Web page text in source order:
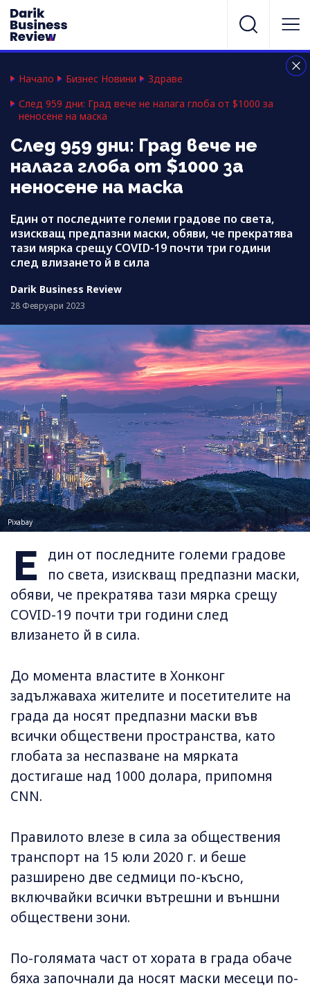
Начало Бизнес Новини
Здраве
След 959 дни: Град вече не налага глоба от $1000 за
неносене на маска
След 959 дни: Град вече не
налага глоба от $1000 за
неносене на маска
Един от последните големи градове по света,
изискващ предпазни маски, обяви, че прекратява
тази мярка срещу COVID-19 почти три години
след влизането й в сила
Darik Business Review
28 Февруари 2023
Pixabay
Е
дин от последните големи градове
по света, изискващ предпазни маски,
обяви, че прекратява тази мярка срещу
COVID-19 почти три години след
влизането й в сила.
До момента властите в Хонконг
задължаваха жителите и посетителите на
града да носят предпазни маски във
всички обществени пространства, като
глобата за неспазване на мярката
достигаше над 1000 долара, припомня
CNN.
Правилото влезе в сила за обществения
транспорт на 15 юли 2020 г. и беше
разширено две седмици по-късно,
включвайки всички вътрешни и външни
обществени зони.
По-голямата част от хората в града обаче
бяха започнали да носят маски месеци по-